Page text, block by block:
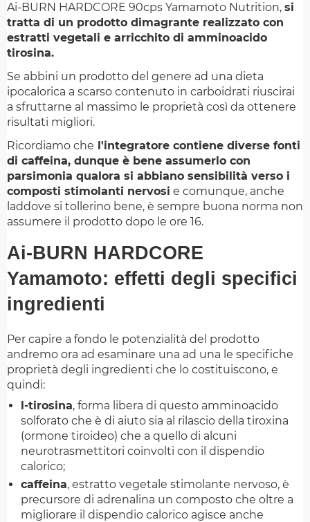
Ai-BURN HARDCORE 90cps Yamamoto Nutrition, si
tratta di un prodotto dimagrante realizzato con
estratti vegetali e arricchito di amminoacido
tirosina.
Se abbini un prodotto del genere ad una dieta
ipocalorica a scarso contenuto in carboidrati riuscirai
a sfruttarne al massimo le proprietà così da ottenere
risultati migliori.
Ricordiamo che l'integratore contiene diverse fonti
di caffeina, dunque è bene assumerlo con
parsimonia qualora si abbiano sensibilità verso i
composti stimolanti nervosi e comunque, anche
laddove si tollerino bene, è sempre buona norma non
assumere il prodotto dopo le ore 16.
Ai-BURN HARDCORE
Yamamoto: effetti degli specifici
ingredienti
Per capire a fondo le potenzialità del prodotto
andremo ora ad esaminare una ad una le specifiche
proprietà degli ingredienti che lo costituiscono, e
quindi:
l-tirosina, forma libera di questo amminoacido
solforato che è di aiuto sia al rilascio della tiroxina
(ormone tiroideo) che a quello di alcuni
neurotrasmettitori coinvolti con il dispendio
calorico;
caffeina, estratto vegetale stimolante nervoso, è
precursore di adrenalina un composto che oltre a
migliorare il dispendio calorico agisce anche